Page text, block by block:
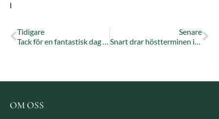
l
Tidigare
Tack för en fantastisk dag på Huvudstafältet!
Senare
Snart drar höstterminen igång – och vi kickstartar som alltid med Hästfixardagen!
OM OSS